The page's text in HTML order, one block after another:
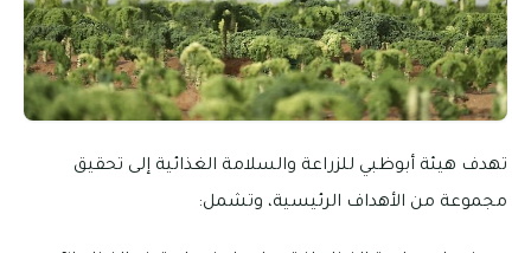
تهدف هيئة أبوظبي للزراعة والسلامة الغذائية إلى تحقيق
مجموعة من الأهداف الرئيسية، وتشمل: